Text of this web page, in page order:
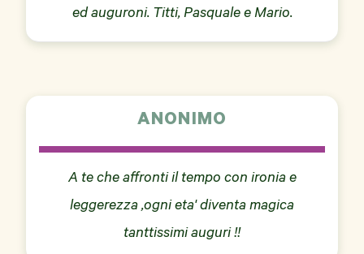
ed auguroni. Titti, Pasquale e Mario.
ANONIMO
A te che affronti il tempo con ironia e
leggerezza ,ogni eta' diventa magica
tanttissimi auguri !!